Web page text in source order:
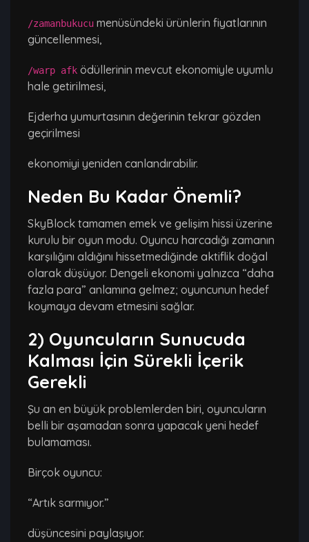
/zamanbukucu menüsündeki ürünlerin fiyatlarının
güncellenmesi,
/warp afk ödüllerinin mevcut ekonomiyle uyumlu
hale getirilmesi,
Ejderha yumurtasının değerinin tekrar gözden
geçirilmesi
ekonomiyi yeniden canlandırabilir.
Neden Bu Kadar Önemli?
SkyBlock tamamen emek ve gelişim hissi üzerine
kurulu bir oyun modu. Oyuncu harcadığı zamanın
karşılığını aldığını hissetmediğinde aktiflik doğal
olarak düşüyor. Dengeli ekonomi yalnızca “daha
fazla para” anlamına gelmez; oyuncunun hedef
koymaya devam etmesini sağlar.
2) Oyuncuların Sunucuda
Kalması İçin Sürekli İçerik
Gerekli
Şu an en büyük problemlerden biri, oyuncuların
belli bir aşamadan sonra yapacak yeni hedef
bulamaması.
Birçok oyuncu:
“Artık sarmıyor.”
düşüncesini paylaşıyor.